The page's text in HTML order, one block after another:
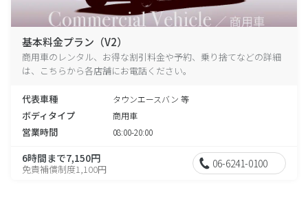
基本料金プラン（V2）
商用車のレンタル、お得な割引料金や予約、乗り捨てなどの詳細
は、こちらから各店舗にお電話ください。
代表車種 タウンエースバン 等
ボディタイプ 商用車
営業時間 08:00-20:00
6時間まで7,150円
免責補償制度1,100円 06-6241-0100